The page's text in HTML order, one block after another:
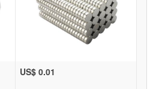
US$ 0.01